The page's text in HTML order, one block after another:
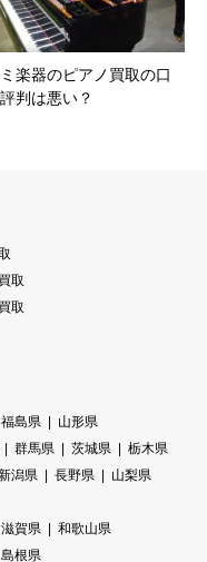
ミ楽器のピアノ買取の口
判は悪い？
取
取
福島県
山形県
群馬県 茨城県
栃木県
潟県 長野県
山梨県
滋賀県
和歌山県
島根県